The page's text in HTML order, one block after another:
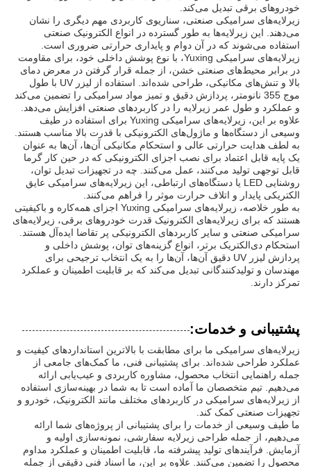
خودروهای برقی تبدیل می‌کند.
زیرلایه‌های سرامیکی صنعتی، سناریوی کاربردی مهم دیگری را نشان
می‌دهند. این زیرلایه‌ها به طور گسترده در انواع الکترونیک صنعتی
استفاده می‌شوند که در آن دوام و پایداری حرارتی ضروری است.
زیرلایه‌های سرامیکی Yuxing، با نوع پوشش داخلی خود، برای مقاومت
در برابر محیط‌های صنعتی خشن، از جمله قرار گرفتن در معرض دمای
بالا و تنش‌های مکانیکی، طراحی شده‌اند. استفاده از لیزر UV با طول
موج 355 نانومتر، پردازش دقیق و تمیز مواد سرامیکی را تضمین می‌کند
و عملکرد و طول عمر زیرلایه را در کاربردهای صنعتی افزایش می‌دهد.
علاوه بر این، زیرلایه‌های سرامیکی Yuxing برای استفاده در طیف
وسیعی از دستگاه‌ها و ماژول‌های الکترونیکی با قدرت بالا مناسب هستند.
به لطف هدایت حرارتی عالی و استحکام مکانیکی آن‌ها، آن‌ها به عنوان
یک پایه قابل اعتماد برای نصب اجزای الکترونیکی که در حین کار گرما
قابل توجهی تولید می‌کنند، عمل می‌کنند. چه در تجهیزات تبدیل توان،
روشنایی LED یا دستگاه‌های ارتباطی، این زیرلایه‌های سرامیکی عایق
الکتریکی پایدار و اتلاف حرارت موثر را فراهم می‌کنند.
به طور خلاصه، زیرلایه‌های سرامیکی Yuxing اجزای همه‌کاره و باکیفیتی
هستند که برای زیرلایه‌های الکترونیک قدرت خودروهای برقی، زیرلایه‌های
سرامیکی صنعتی و سایر کاربردهای الکترونیکی پر تقاضا ایده‌آل هستند.
استحکام دی‌الکتریک برتر، انواع گزینه‌های توان، پوشش داخلی و
پردازش لیزر UV دقیق آن‌ها، آن‌ها را به یک انتخاب ترجیحی برای
مهندسان و تولیدکنندگانی تبدیل می‌کند که بر قابلیت اطمینان و عملکرد
تمرکز دارند.
پشتیبانی و خدمات:
زیرلایه‌های سرامیکی ما برای مطابقت با بالاترین استانداردهای کیفیت و
عملکرد طراحی شده‌اند. برای پشتیبانی فنی، ما کمک‌های جامعی از
جمله راهنمایی انتخاب محصول، مشاوره کاربردی و عیب‌یابی ارائه
می‌دهیم. تیم متخصصان ما آماده است تا به شما در بهینه‌سازی استفاده
از زیرلایه‌های سرامیکی در کاربردهای مختلف مانند الکترونیک، خودرو و
تجهیزات صنعتی کمک کند.
ما طیف وسیعی از خدمات را برای پشتیبانی از پروژه‌های شما ارائه
می‌دهیم، از جمله طراحی زیرلایه سفارشی، نمونه‌سازی اولیه و
آزمایش. فرآیندهای تولید پیشرفته ما، قابلیت اطمینان و عملکرد مداوم
محصول را تضمین می‌کنند. علاوه بر این، ما اسناد فنی دقیقی از جمله